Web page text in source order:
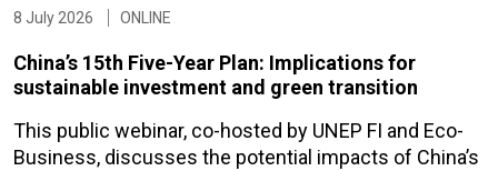
8 July 2026 ONLINE
China’s 15th Five-Year Plan: Implications for
sustainable investment and green transition
This public webinar, co-hosted by UNEP FI and Eco-
Business, discusses the potential impacts of China’s